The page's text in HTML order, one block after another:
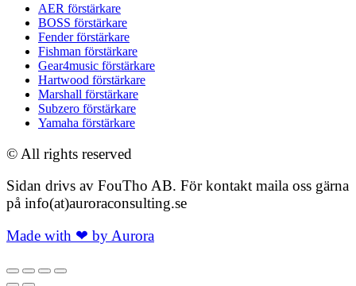
AER förstärkare
BOSS förstärkare
Fender förstärkare
Fishman förstärkare
Gear4music förstärkare
Hartwood förstärkare
Marshall förstärkare
Subzero förstärkare
Yamaha förstärkare
© All rights reserved
Sidan drivs av FouTho AB. För kontakt maila oss gärna
på info(at)auroraconsulting.se
Made with ❤ by Aurora